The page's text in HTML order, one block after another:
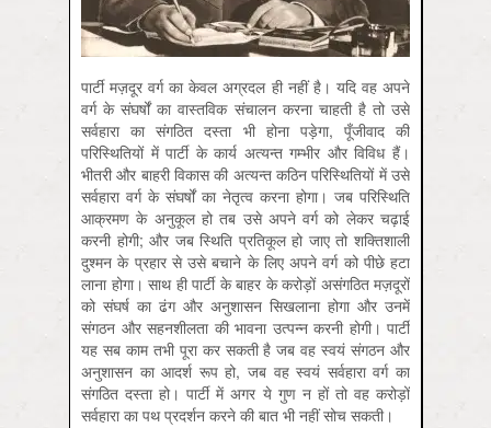
पार्टी मज़दूर वर्ग का केवल अग्रदल ही नहीं है। यदि वह अपने
वर्ग के संघर्षों का वास्तविक संचालन करना चाहती है तो उसे
सर्वहारा का संगठित दस्ता भी होना पड़ेगा, पूँजीवाद की
परिस्थितियों में पार्टी के कार्य अत्यन्त गम्भीर और विविध हैं।
भीतरी और बाहरी विकास की अत्यन्त कठिन परिस्थितियों में उसे
सर्वहारा वर्ग के संघर्षों का नेतृत्व करना होगा। जब परिस्थिति
आक्रमण के अनुकूल हो तब उसे अपने वर्ग को लेकर चढ़ाई
करनी होगी; और जब स्थिति प्रतिकूल हो जाए तो शक्तिशाली
दुश्मन के प्रहार से उसे बचाने के लिए अपने वर्ग को पीछे हटा
लाना होगा। साथ ही पार्टी के बाहर के करोड़ों असंगठित मज़दूरों
को संघर्ष का ढंग और अनुशासन सिखलाना होगा और उनमें
संगठन और सहनशीलता की भावना उत्पन्न करनी होगी। पार्टी
यह सब काम तभी पूरा कर सकती है जब वह स्वयं संगठन और
अनुशासन का आदर्श रूप हो, जब वह स्वयं सर्वहारा वर्ग का
संगठित दस्ता हो। पार्टी में अगर ये गुण न हों तो वह करोड़ों
सर्वहारा का पथ प्रदर्शन करने की बात भी नहीं सोच सकती।